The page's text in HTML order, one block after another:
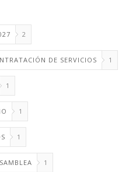
2
DE SERVICIOS 1
1
1
1
1